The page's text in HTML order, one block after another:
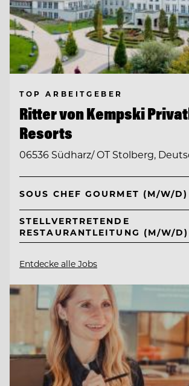
TOP ARBEITGEBER
Ritter von Kempski
Resorts
06536 Südharz/ OT Stolberg,
SOUS CHEF GOURMET (M/W/D)
STELLVERTRETENDE
RESTAURANTLEITUNG (M/W/D)
Entdecke alle Jobs